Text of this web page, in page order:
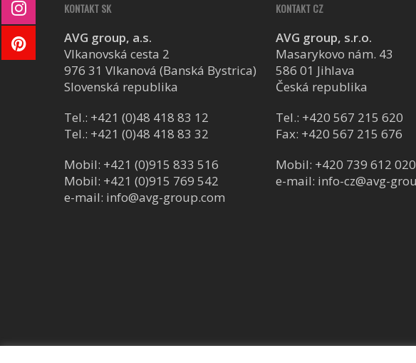
KONTAKT SK
AVG group, a.s.
Vlkanovská cesta 2
976 31 Vlkanová (Banská Bystrica)
Slovenská republika
Tel.: +421 (0)48 418 83 12
Tel.: +421 (0)48 418 83 32
Mobil: +421 (0)915 833 516
Mobil: +421 (0)915 769 542
e-mail: info@avg-group.com
KONTAKT CZ
AVG group, s.r.o.
Masarykovo nám. 43
586 01 Jihlava
Česká republika
Tel.: +420 567 215 620
Fax: +420 567 215 676
Mobil: +420 739 612 020
e-mail: info-cz@avg-